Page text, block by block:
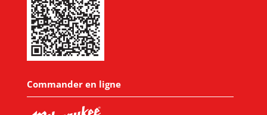
Commander en ligne